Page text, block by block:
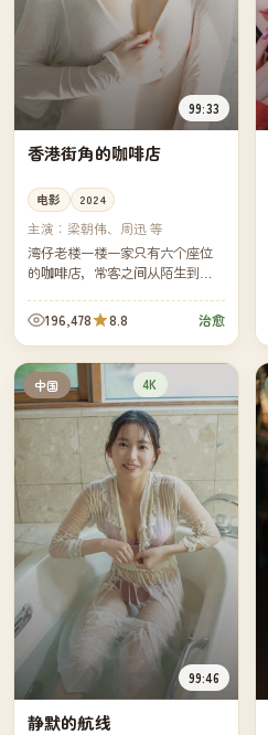
99:33
香港街角的咖啡店
电影 2024
主演： 梁朝伟、周迅 等
湾仔老楼一楼一家只有六个座位
的咖啡店，常客之间从陌生到熟
除，老板决定为这十年里每一位
常客做一张属于他们的咖啡卡
片。
196,478 8.8 治愈
中国 4K
99:46
静默的航线